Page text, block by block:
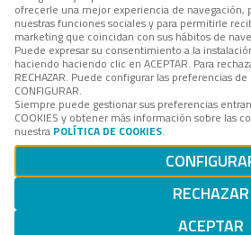
ofrecerle una mejor experiencia de navegación,
nuestras funciones sociales y para permitirle
marketing que coincidan con sus hábitos de
Puede expresar su consentimiento a la
haciendo haciendo clic en ACEPTAR. Para
RECHAZAR. Puede configurar las preferencias
CONFIGURAR.
Siempre puede gestionar sus preferencias
COOKIES y obtener más información sobre las
nuestra POLÍTICA DE COOKIES.
RECHAZAR
ACEPTAR